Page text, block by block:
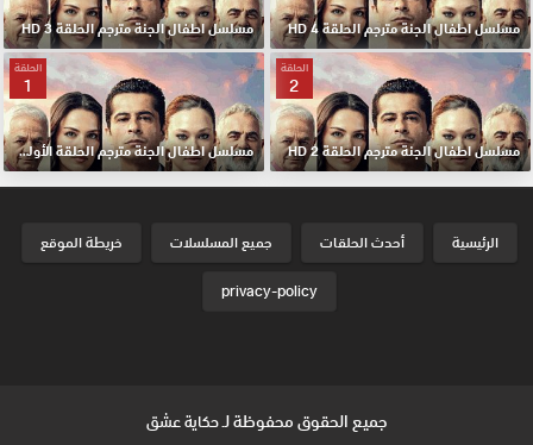
مسلسل اطفال الجنة مترجم الحلقة 4 HD مسلسل اطفال الجنة مترجم الحلقة 3 HD
الحلقة
2
مسلسل اطفال الجنة مترجم الحلقة 2 HD
الحلقة
1
مسلسل اطفال الجنة مترجم الحلقة الأولي 1 HD
الرئيسية أحدث الحلقات جميع المسلسلات
خريطة الموقع
privacy-policy
جميع الحقوق محفوظة لـحكاية عشق